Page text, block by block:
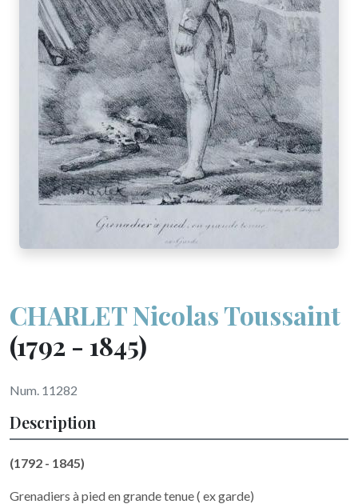
CHARLET Nicolas Toussaint
(1792 - 1845)
Num. 11282
Description
(1792 - 1845)
Grenadiers à pied en grande tenue ( ex garde)